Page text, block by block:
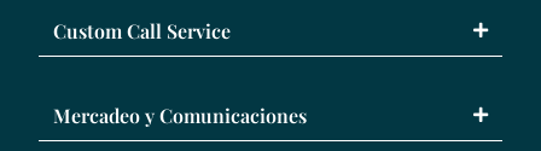
Custom Call Service
Mercadeo y Comunicaciones